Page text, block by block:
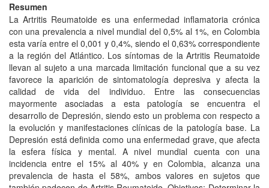
Resumen
La Artritis Reumatoide es una enfermedad inflamatoria crónica
con una prevalencia a nivel mundial del 0,5% al 1%, en Colombia
esta varía entre el 0,001 y 0,4%, siendo el 0,63% correspondiente
a la región del Atlántico. Los síntomas de la Artritis Reumatoide
llevan al sujeto a una marcada limitación funcional que a su vez
favorece la aparición de sintomatología depresiva y afecta la
calidad de vida del individuo. Entre las consecuencias
mayormente asociadas a esta patología se encuentra el
desarrollo de Depresión, siendo esto un problema con respecto a
la evolución y manifestaciones clínicas de la patología base. La
Depresión está definida como una enfermedad grave, que afecta
la esfera física y mental. A nivel mundial cuenta con una
incidencia entre el 15% al 40% y en Colombia, alcanza una
prevalencia de hasta el 58%, ambos valores en sujetos que